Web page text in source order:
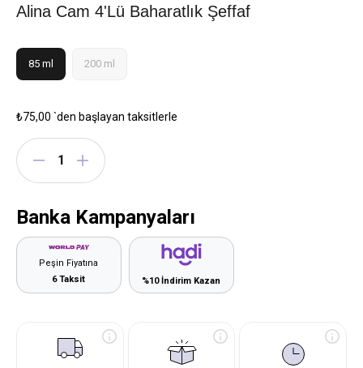
Alina Cam 4'lü Baharatlık Şeffaf
85 ml 200 ml
₺75,00 `den başlayan taksitlerle
Banka Kampanyaları
Peşin Fiyatına
6 Taksit
%10 İndirim Kazan